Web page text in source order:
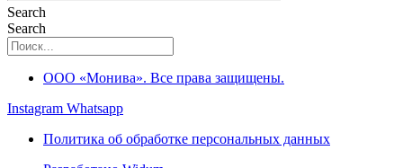
Search
Search
ООО «Монива». Все права защищены.
Instagram Whatsapp
Политика об обработке персональных данных